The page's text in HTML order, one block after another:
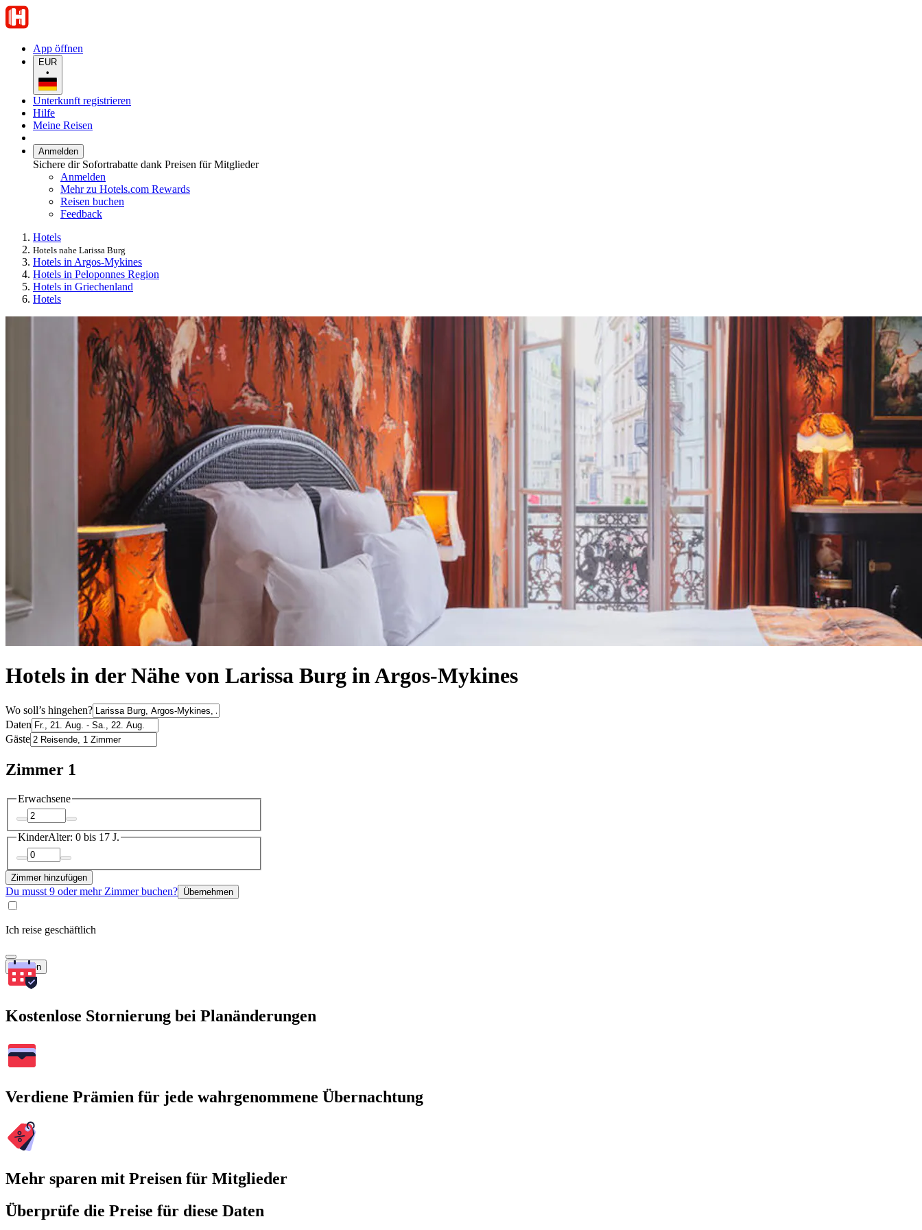
App öffnen
EUR
•
Unterkunft registrieren
Hilfe
Meine Reisen
Anmelden
Sichere dir Sofortrabatte dank Preisen für Mitglieder
Anmelden
Mehr zu Hotels.com Rewards
Reisen buchen
Feedback
Hotels
Hotels nahe Larissa Burg
Hotels in Argos-Mykines
Hotels in Peloponnes Region
Hotels in Griechenland
Hotels
Hotels in der Nähe von Larissa Burg in Argos-Mykines
Wo soll’s hingehen?
Daten
Gäste
Zimmer 1
Erwachsene
KinderAlter: 0 bis 17 J.
Zimmer hinzufügen
Du musst 9 oder mehr Zimmer buchen? Übernehmen
Ich reise geschäftlich
Suchen
Kostenlose Stornierung bei Planänderungen
Verdiene Prämien für jede wahrgenommene Übernachtung
Mehr sparen mit Preisen für Mitglieder
Überprüfe die Preise für diese Daten